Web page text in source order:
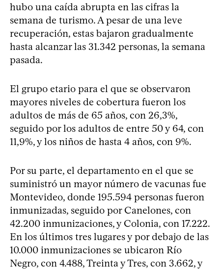
hubo una caída abrupta en las cifras la
semana de turismo. A pesar de una leve
recuperación, estas bajaron gradualmente
hasta alcanzar las 31.342 personas, la semana
pasada.
El grupo etario para el que se observaron
mayores niveles de cobertura fueron los
adultos de más de 65 años, con 26,3%,
seguido por los adultos de entre 50 y 64, con
11,9%, y los niños de hasta 4 años, con 9%.
Por su parte, el departamento en el que se
suministró un mayor número de vacunas fue
Montevideo, donde 195.594 personas fueron
inmunizadas, seguido por Canelones, con
42.200 inmunizaciones, y Colonia, con 17.222.
En los últimos tres lugares y por debajo de las
10.000 inmunizaciones se ubicaron Río
Negro, con 4.488, Treinta y Tres, con 3.662, y